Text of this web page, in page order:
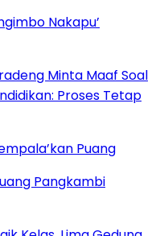
Nakapu’
Minta Maaf Soal
Proses Tetap
Puang
Pangkambi